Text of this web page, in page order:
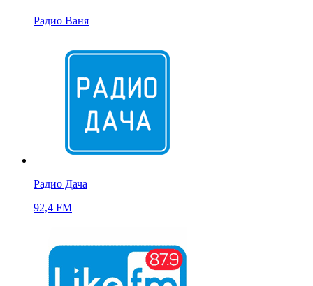
Радио Ваня
Радио Дача
92,4 FM